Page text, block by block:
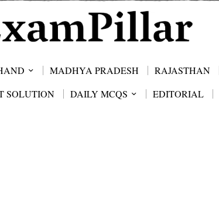
MADHYA PRADESH RAJASTHAN
SOLUTION DAILY MCQS EDITORIAL